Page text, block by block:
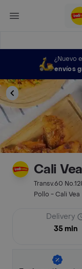
¿Nuevo
envíos
Cali
Transv.60
Pollo - Cali Vea
Delivery
35 min